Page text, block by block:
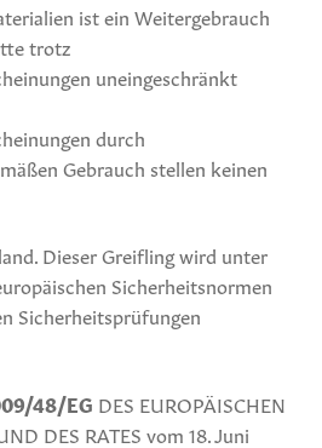
ist ein Weitergebrauch
trotz
uneingeschränkt
durch
Gebrauch stellen keinen
Dieser Greifling wird unter
Sicherheitsnormen
Sicherheitsprüfungen
48/EG DES EUROPÄISCHEN
DES RATES vom 18. Juni